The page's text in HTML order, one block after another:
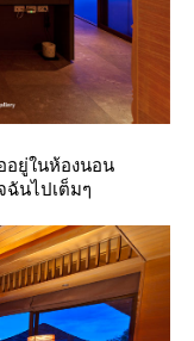
อยู่ในห้องนอน
ฉันไปเต็มๆ